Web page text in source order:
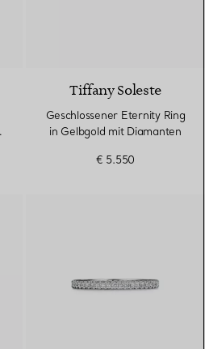
Tiffany Soleste
Geschlossener Eternity Ring
in Gelbgold mit Diamanten
€ 5.550